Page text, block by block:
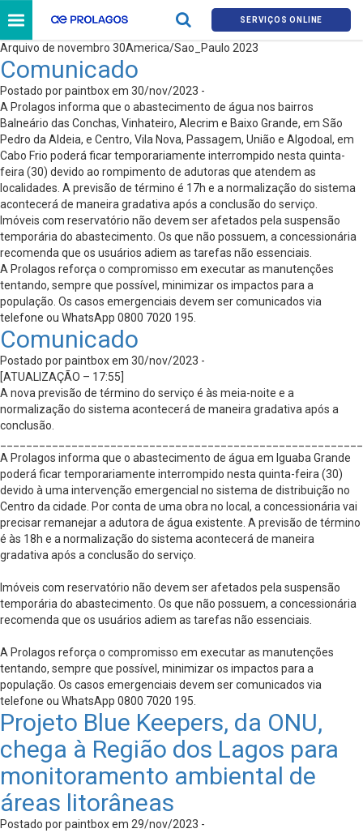
SERVIÇOS ONLINE
Arquivo de novembro 30America/Sao_Paulo 2023
Comunicado
Postado por paintbox em 30/nov/2023 -
A Prolagos informa que o abastecimento de água nos bairros
Balneário das Conchas, Vinhateiro, Alecrim e Baixo Grande, em São
Pedro da Aldeia, e Centro, Vila Nova, Passagem, União e Algodoal, em
Cabo Frio poderá ficar temporariamente interrompido nesta quinta-
feira (30) devido ao rompimento de adutoras que atendem as
localidades. A previsão de término é 17h e a normalização do sistema
acontecerá de maneira gradativa após a conclusão do serviço.
Imóveis com reservatório não devem ser afetados pela suspensão
temporária do abastecimento. Os que não possuem, a concessionária
recomenda que os usuários adiem as tarefas não essenciais.
A Prolagos reforça o compromisso em executar as manutenções
tentando, sempre que possível, minimizar os impactos para a
população. Os casos emergenciais devem ser comunicados via
telefone ou WhatsApp 0800 7020 195.
Comunicado
Postado por paintbox em 30/nov/2023 -
[ATUALIZAÇÃO – 17:55]
A nova previsão de término do serviço é às meia-noite e a
normalização do sistema acontecerá de maneira gradativa após a
conclusão.
A Prolagos informa que o abastecimento de água em Iguaba Grande
poderá ficar temporariamente interrompido nesta quinta-feira (30)
devido à uma intervenção emergencial no sistema de distribuição no
Centro da cidade. Por conta de uma obra no local, a concessionária vai
precisar remanejar a adutora de água existente. A previsão de término
é às 18h e a normalização do sistema acontecerá de maneira
gradativa após a conclusão do serviço.
Imóveis com reservatório não devem ser afetados pela suspensão
temporária do abastecimento. Os que não possuem, a concessionária
recomenda que os usuários adiem as tarefas não essenciais.
A Prolagos reforça o compromisso em executar as manutenções
tentando, sempre que possível, minimizar os impactos para a
população. Os casos emergenciais devem ser comunicados via
telefone ou WhatsApp 0800 7020 195.
Projeto Blue Keepers, da ONU,
chega à Região dos Lagos para
monitoramento ambiental de
áreas litorâneas
Postado por paintbox em 29/nov/2023 -